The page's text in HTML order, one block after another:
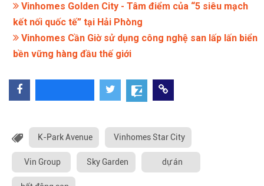
Vinhomes Golden City - Tâm điểm của “5 siêu mạch
kết nối quốc tế” tại Hải Phòng
Vinhomes Cần Giờ sử dụng công nghệ san lấp lấn biển
bền vững hàng đầu thế giới
K-Park Avenue Vinhomes Star City
Vin Group Sky Garden dự án